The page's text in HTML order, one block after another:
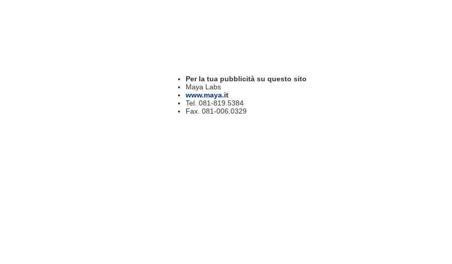
Per la tua pubblicità su questo sito
Maya Labs
www.maya.it
Tel. 081-819.5384
Fax. 081-006.0329